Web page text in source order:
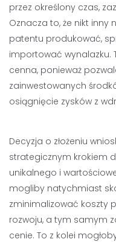
przez określony czas,
Oznacza to, że nikt inny
patentu produkować,
importować wynalazku.
cenna, ponieważ
zainwestowanych
osiągnięcie zysków z
Decyzja o złożeniu
strategicznym krokiem
unikalnego i
mogliby natychmiast
zminimalizować koszty
rozwoju, a tym samym
cenie. To z kolei